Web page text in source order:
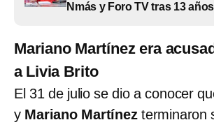
Nmás y Foro TV tras 13 años
Mariano Martínez era
a Livia Brito
El 31 de julio se dio a conocer
y Mariano Martínezterminaron